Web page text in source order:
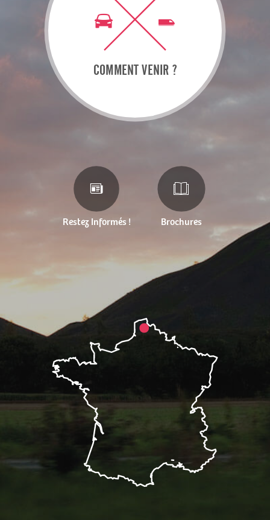
COMMENT VENIR ?
Restez Informés ! Brochures